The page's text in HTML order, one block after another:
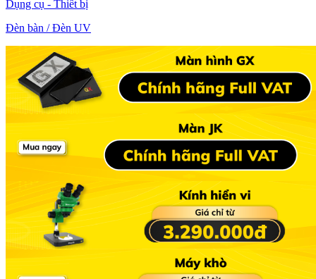
Dụng cụ - Thiết bị
Đèn bàn / Đèn UV